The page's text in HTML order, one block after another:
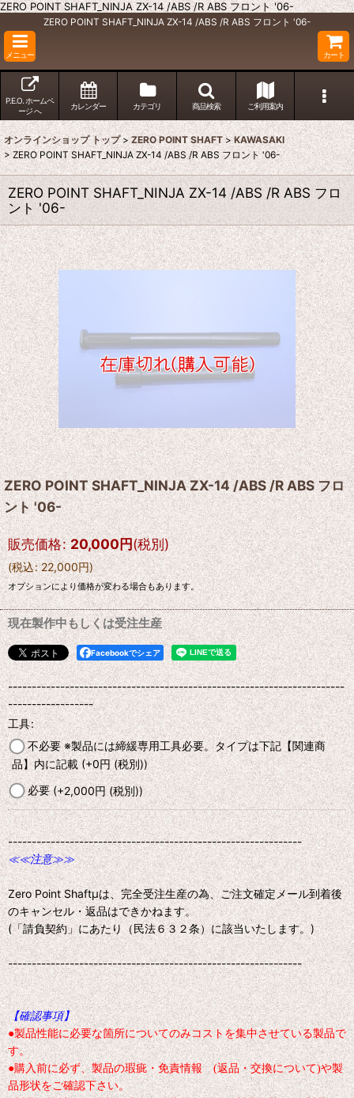
ZERO POINT SHAFT_NINJA ZX-14 /ABS /R ABS フロント '06-
ZERO POINT SHAFT_NINJA ZX-14 /ABS /R ABS フロント '06-
メニュー カート
P.E.O. ホームペ
ージ へ
カレンダー カテゴリ 商品検索 ご利用案内
オンラインショップ トップ > ZERO POINT SHAFT > KAWASAKI
> ZERO POINT SHAFT_NINJA ZX-14 /ABS /R ABS フロント '06-
ZERO POINT SHAFT_NINJA ZX-14 /ABS /R ABS フロ
ント '06-
ZERO POINT SHAFT_NINJA ZX-14 /ABS /R ABS フロ
ント '06-
販売価格: 20,000円(税別)
(税込: 22,000円)
オプションにより価格が変わる場合もあります。
現在製作中もしくは受注生産
Facebookでシェア
-----------------------------------------------------------------------
------------------
工具:
不必要 ※製品には締緩専用工具必要。タイプは下記【関連商
品】内に記載(+0円 (税別))
必要(+2,000円 (税別))
--------------------------------------------------------------
≪≪注意≫≫
Zero Point Shaftμは、完全受注生産の為、ご注文確定メール到着後
のキャンセル・返品はできかねます。
(「請負契約」にあたり（民法６３２条）に該当いたします。)
--------------------------------------------------------------
【確認事項】
●製品性能に必要な箇所についてのみコストを集中させている製品で
す。
●購入前に必ず、製品の瑕疵・免責情報 (返品・交換について)や製
品形状をご確認下さい。